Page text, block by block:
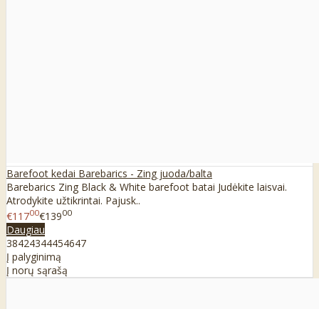
Barefoot kedai Barebarics - Zing juoda/balta
Barebarics Zing Black & White barefoot batai Judėkite laisvai.
Atrodykite užtikrintai. Pajusk..
€11700€13900
Daugiau
38424344454647
Į palyginimą
Į norų sąrašą